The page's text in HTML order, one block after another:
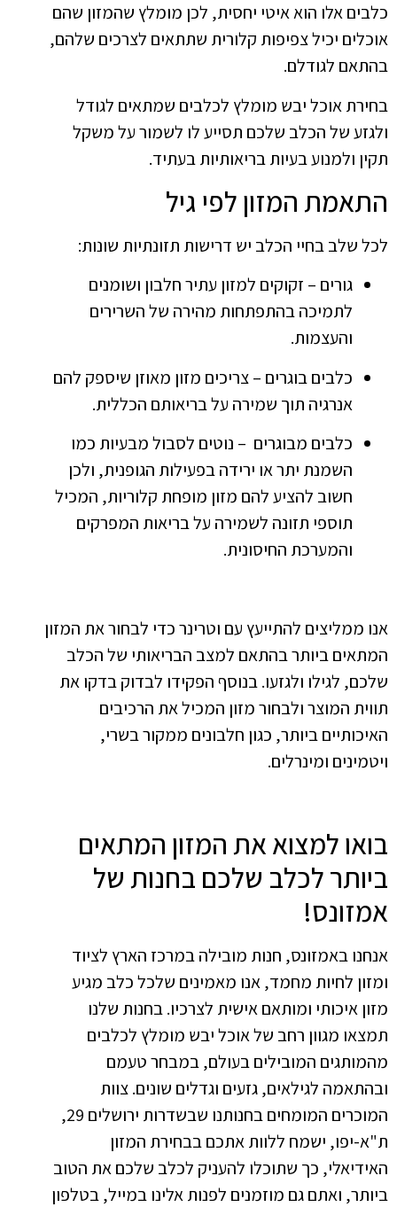
כלבים אלו הוא איטי יחסית, לכן מומלץ שהמזון שהם
אוכלים יכיל צפיפות קלורית שתתאים לצרכים שלהם,
בהתאם לגודלם.
בחירת אוכל יבש מומלץ לכלבים שמתאים לגודל
ולגזע של הכלב שלכם תסייע לו לשמור על משקל
תקין ולמנוע בעיות בריאותיות בעתיד.
התאמת המזון לפי גיל
לכל שלב בחיי הכלב יש דרישות תזונתיות שונות:
גורים – זקוקים למזון עתיר חלבון ושומנים
לתמיכה בהתפתחות מהירה של השרירים
והעצמות.
כלבים בוגרים – צריכים מזון מאוזן שיספק להם
אנרגיה תוך שמירה על בריאותם הכללית.
כלבים מבוגרים – נוטים לסבול מבעיות כמו
השמנת יתר או ירידה בפעילות הגופנית, ולכן
חשוב להציע להם מזון מופחת קלוריות, המכיל
תוספי תזונה לשמירה על בריאות המפרקים
והמערכת החיסונית.
אנו ממליצים להתייעץ עם וטרינר כדי לבחור את המזון
המתאים ביותר בהתאם למצב הבריאותי של הכלב
שלכם, לגילו ולגזעו. בנוסף הפקידו לבדוק בדקו את
תווית המוצר ולבחור מזון המכיל את הרכיבים
האיכותיים ביותר, כגון חלבונים ממקור בשרי,
ויטמינים ומינרלים.
בואו למצוא את המזון המתאים
ביותר לכלב שלכם בחנות של
אמזונס!
אנחנו באמזונס, חנות מובילה במרכז הארץ לציוד
ומזון לחיות מחמד, אנו מאמינים שלכל כלב מגיע
מזון איכותי ומותאם אישית לצרכיו. בחנות שלנו
תמצאו מגוון רחב של אוכל יבש מומלץ לכלבים
מהמותגים המובילים בעולם, במבחר טעמם
ובהתאמה לגילאים, גזעים וגדלים שונים. צוות
המוכרים המומחים בחנותנו שבשדרות ירושלים 29,
ת"א-יפו, ישמח ללוות אתכם בבחירת המזון
האידיאלי, כך שתוכלו להעניק לכלב שלכם את הטוב
ביותר, ואתם גם מוזמנים לפנות אלינו במייל, בטלפון